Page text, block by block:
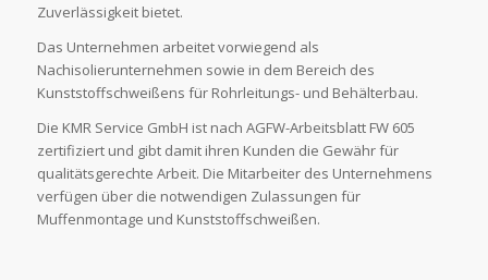
Zuverlässigkeit bietet.
Das Unternehmen arbeitet vorwiegend als
Nachisolierunternehmen sowie in dem Bereich des
Kunststoffschweißens für Rohrleitungs- und Behälterbau.
Die KMR Service GmbH ist nach AGFW-Arbeitsblatt FW 605
zertifiziert und gibt damit ihren Kunden die Gewähr für
qualitätsgerechte Arbeit. Die Mitarbeiter des Unternehmens
verfügen über die notwendigen Zulassungen für
Muffenmontage und Kunststoffschweißen.